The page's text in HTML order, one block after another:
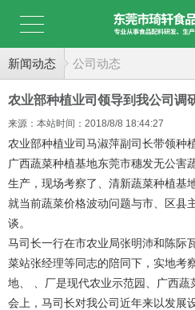
新闻动态 公司动态
农业部种植业司领导到我公司调
来源：本站时间：2018/8/8 18:44:27
农业部种植业司马淑萍副司长带领种
广西蔬菜种植基地东莞市穗发无公害
生产，现场考察了、清新蔬菜种植基
就当前蔬菜价格波动问题与市、区县
谈。
马司长一行在市农业局张明沛和陈际
菜站张经理等同志的陪同下，实地考
地、 、厂是现代农业示范园、广西
会上，马司长对我公司近年来以发展